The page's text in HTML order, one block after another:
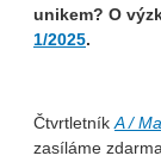
unikem? O
1/2025.
ČtvrtletníkA /
zasíláme